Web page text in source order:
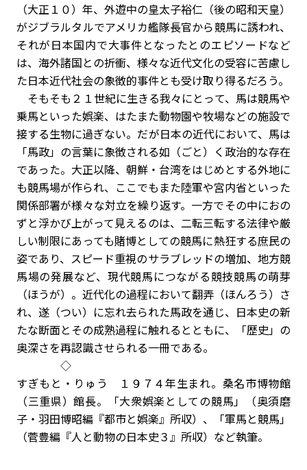
（大正１０）年、外遊中の皇太子裕仁（後の昭和天皇）
がジブラルタルでアメリカ艦隊長官から競馬に誘われ、
それが日本国内で大事件となったとのエピソードなど
は、海外諸国との折衝、様々な近代文化の受容に苦慮し
た日本近代社会の象徴的事件とも受け取り得るだろう。
そもそも２１世紀に生きる我々にとって、馬は競馬や
乗馬といった娯楽、はたまた動物園や牧場などの施設で
接する生物に過ぎない。だが日本の近代において、馬は
「馬政」の言葉に象徴される如（ごと）く政治的な存在
であった。大正以降、朝鮮・台湾をはじめとする外地に
も競馬場が作られ、ここでもまた陸軍や宮内省といった
関係部署が様々な対立を繰り返す。一方でその中におの
ずと浮かび上がって見えるのは、二転三転する法律や厳
しい制限にあっても賭博としての競馬に熱狂する庶民の
姿であり、スピード重視のサラブレッドの増加、地方競
馬場の発展など、現代競馬につながる競技競馬の萌芽
（ほうが）。近代化の過程において翻弄（ほんろう）さ
れ、遂（つい）に忘れ去られた馬政を通じ、日本史の新
たな断面とその成熟過程に触れるとともに、「歴史」の
奥深さを再認識させられる一冊である。
◇
すぎもと・りゅう １９７４年生まれ。桑名市博物館
（三重県）館長。「大衆娯楽としての競馬」（奥須磨
子・羽田博昭編『都市と娯楽』所収）、「軍馬と競馬」
（菅豊編『人と動物の日本史３』所収）など執筆。